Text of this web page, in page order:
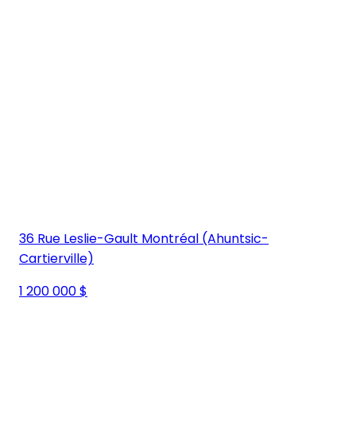
36 Rue Leslie-Gault Montréal (Ahuntsic-
Cartierville)
1 200 000 $